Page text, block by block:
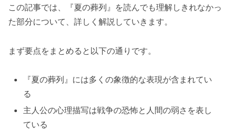
この記事では、『夏の葬列』を読んでも理解しきれなかっ
た部分について、詳しく解説していきます。
まず要点をまとめると以下の通りです。
『夏の葬列』には多くの象徴的な表現が含まれてい
る
主人公の心理描写は戦争の恐怖と人間の弱さを表し
ている